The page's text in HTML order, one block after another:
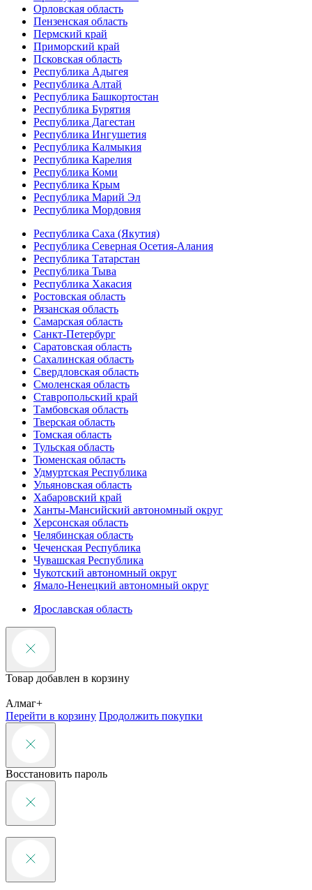
Орловская область
Пензенская область
Пермский край
Приморский край
Псковская область
Республика Адыгея
Республика Алтай
Республика Башкортостан
Республика Бурятия
Республика Дагестан
Республика Ингушетия
Республика Калмыкия
Республика Карелия
Республика Коми
Республика Крым
Республика Марий Эл
Республика Мордовия
Республика Саха (Якутия)
Республика Северная Осетия-Алания
Республика Татарстан
Республика Тыва
Республика Хакасия
Ростовская область
Рязанская область
Самарская область
Санкт-Петербург
Саратовская область
Сахалинская область
Свердловская область
Смоленская область
Ставропольский край
Тамбовская область
Тверская область
Томская область
Тульская область
Тюменская область
Удмуртская Республика
Ульяновская область
Хабаровский край
Ханты-Мансийский автономный округ
Херсонская область
Челябинская область
Чеченская Республика
Чувашская Республика
Чукотский автономный округ
Ямало-Ненецкий автономный округ
Ярославская область
Товар добавлен в корзину
Алмаг+
Перейти в корзину Продолжить покупки
Восстановить пароль